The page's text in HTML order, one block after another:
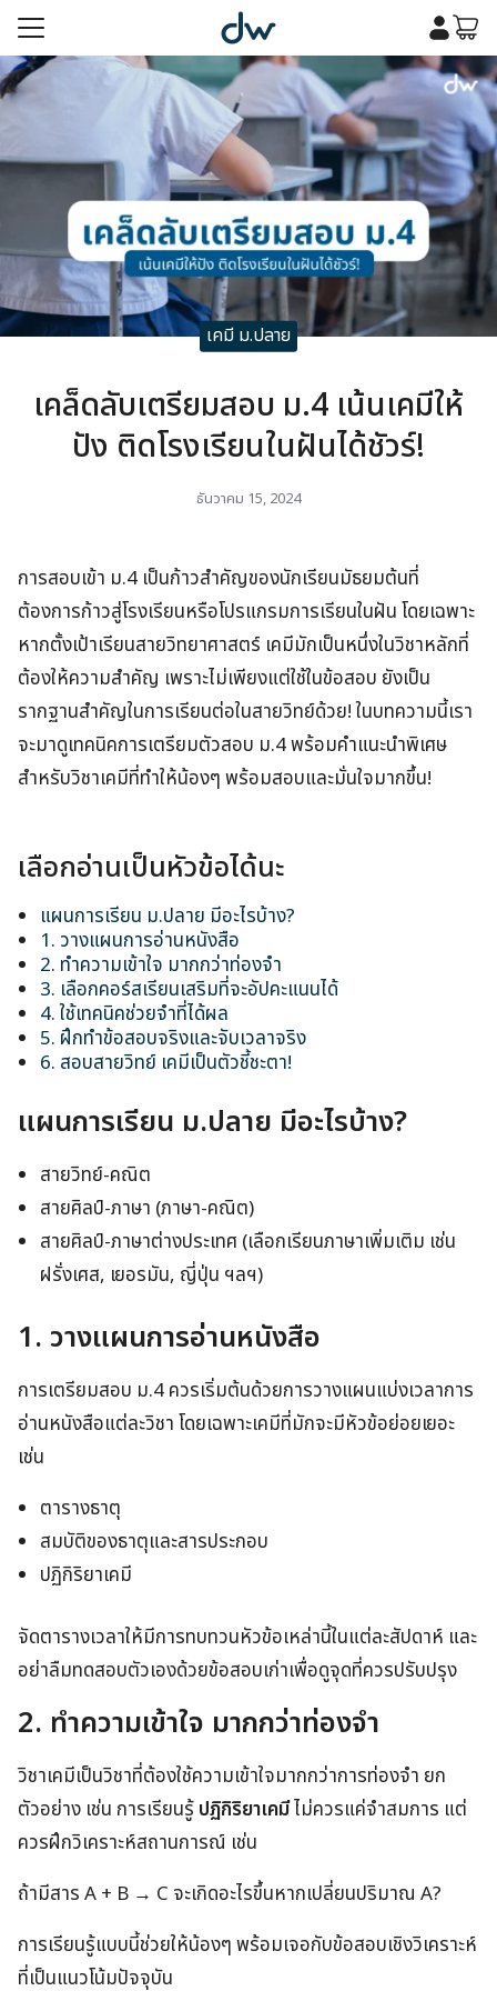
Skip
content
ก
เรา
เคมี ม.ปลาย
เคล็ดลับเตรียมสอบ ม.4 เน้นเคมีให้
ปัง ติดโรงเรียนในฝันได้ชัวร์!
ธันวาคม 15, 2024
การสอบเข้า ม.4 เป็นก้าวสำคัญของนักเรียนมัธยมต้นที่
ต้องการก้าวสู่โรงเรียนหรือโปรแกรมการเรียนในฝัน โดยเฉพาะ
หากตั้งเป้าเรียนสายวิทยาศาสตร์ เคมีมักเป็นหนึ่งในวิชาหลักที่
ต้องให้ความสำคัญ เพราะไม่เพียงแต่ใช้ในข้อสอบ ยังเป็น
รากฐานสำคัญในการเรียนต่อในสายวิทย์ด้วย! ในบทความนี้เรา
จะมาดูเทคนิคการเตรียมตัวสอบ ม.4 พร้อมคำแนะนำพิเศษ
สำหรับวิชาเคมีที่ทำให้น้องๆ พร้อมสอบและมั่นใจมากขึ้น!
เลือกอ่านเป็นหัวข้อได้นะ
แผนการเรียน ม.ปลาย มีอะไรบ้าง?
1. วางแผนการอ่านหนังสือ
2. ทำความเข้าใจ มากกว่าท่องจำ
3. เลือกคอร์สเรียนเสริมที่จะอัปคะแนนได้
4. ใช้เทคนิคช่วยจำที่ได้ผล
5. ฝึกทำข้อสอบจริงและจับเวลาจริง
6. สอบสายวิทย์ เคมีเป็นตัวชี้ชะตา!
แผนการเรียน ม.ปลาย มีอะไรบ้าง?
สายวิทย์-คณิต
สายศิลป์-ภาษา (ภาษา-คณิต)
สายศิลป์-ภาษาต่างประเทศ (เลือกเรียนภาษาเพิ่มเติม เช่น
ฝรั่งเศส, เยอรมัน, ญี่ปุ่น ฯลฯ)
1. วางแผนการอ่านหนังสือ
การเตรียมสอบ ม.4 ควรเริ่มต้นด้วยการวางแผนแบ่งเวลาการ
อ่านหนังสือแต่ละวิชา โดยเฉพาะเคมีที่มักจะมีหัวข้อย่อยเยอะ
เช่น
ตารางธาตุ
สมบัติของธาตุและสารประกอบ
ปฏิกิริยาเคมี
จัดตารางเวลาให้มีการทบทวนหัวข้อเหล่านี้ในแต่ละสัปดาห์ และ
อย่าลืมทดสอบตัวเองด้วยข้อสอบเก่าเพื่อดูจุดที่ควรปรับปรุง
2. ทำความเข้าใจ มากกว่าท่องจำ
วิชาเคมีเป็นวิชาที่ต้องใช้ความเข้าใจมากกว่าการท่องจำ ยก
ตัวอย่าง เช่น การเรียนรู้ปฏิกิริยาเคมีไม่ควรแค่จำสมการ แต่
ควรฝึกวิเคราะห์สถานการณ์ เช่น
ถ้ามีสาร A + B → C จะเกิดอะไรขึ้นหากเปลี่ยนปริมาณ A?
การเรียนรู้แบบนี้ช่วยให้น้องๆ พร้อมเจอกับข้อสอบเชิงวิเคราะห์
ที่เป็นแนวโน้มปัจจุบัน